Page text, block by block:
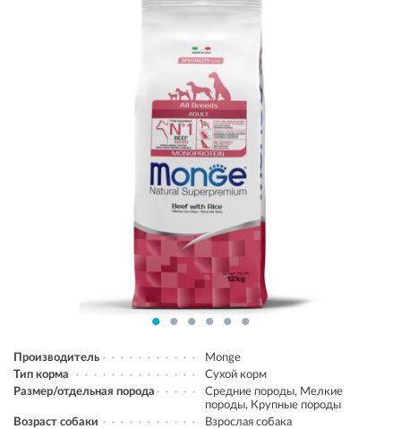
Производитель
Monge
Тип корма
Сухой корм
Размер/отдельная порода
Средние породы, Мелкие
породы, Крупные породы
Возраст собаки
Взрослая собака